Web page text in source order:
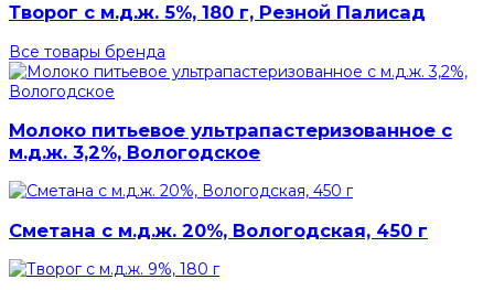
Творог с м.д.ж. 5%, 180 г, Резной Палисад
Все товары бренда
Молоко питьевое ультрапастеризованное с
м.д.ж. 3,2%, Вологодское
Сметана с м.д.ж. 20%, Вологодская, 450 г